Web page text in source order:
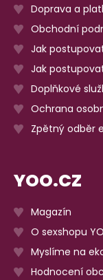
Doprava a
Obchodní
Jak
Jak
Doplňkové
Ochrana
Zpětný odběr
YOO.CZ
Magazín
O sexshopu
Myslíme na
Hodnocení